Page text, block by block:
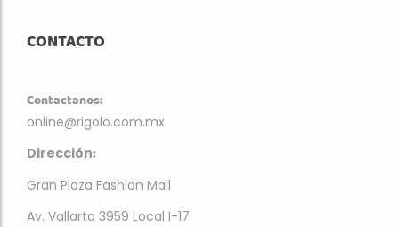
CONTACTO
Contactanos:
online@rigolo.com.mx
Dirección:
Gran Plaza Fashion Mall
Av. Vallarta 3959 Local I-17